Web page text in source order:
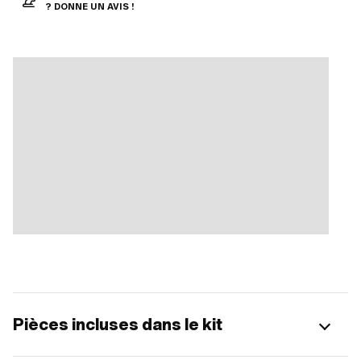
? DONNE UN AVIS !
Pièces incluses dans le kit